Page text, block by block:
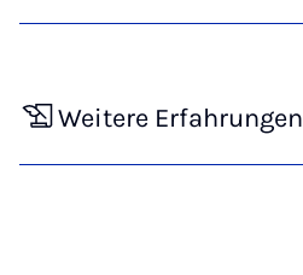
Weitere Erfahrungen